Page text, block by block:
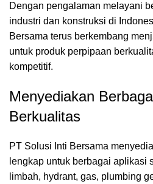
Dengan pengalaman melayani
industri dan konstruksi di
Bersama terus berkembang
untuk produk perpipaan
kompetitif.
Menyediakan
Berkualitas
PT Solusi Inti Bersama
lengkap untuk berbagai aplikasi
limbah, hydrant, gas, plumbing